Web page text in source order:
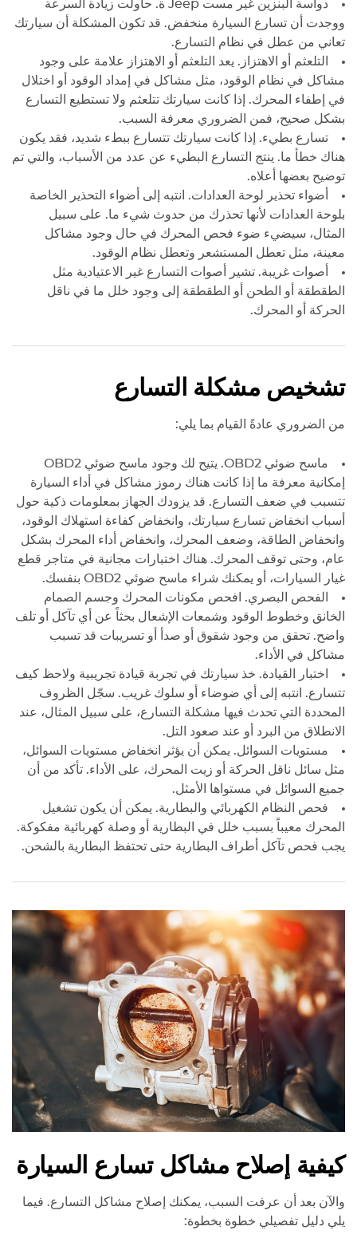
دواسة البنزين غير مست Jeep ة. حاولت زيادة السرعة
ووجدت أن تسارع السيارة منخفض. قد تكون المشكلة أن سيارتك
تعاني من عطل في نظام التسارع.
التلعثم أو الاهتزاز. يعد التلعثم أو الاهتزاز علامة على وجود
مشاكل في نظام الوقود، مثل مشاكل في إمداد الوقود أو اختلال
في إطفاء المحرك. إذا كانت سيارتك تتلعثم ولا تستطيع التسارع
بشكل صحيح، فمن الضروري معرفة السبب.
تسارع بطيء. إذا كانت سيارتك تتسارع ببطء شديد، فقد يكون
هناك خطأ ما. ينتج التسارع البطيء عن عدد من الأسباب، والتي تم
توضيح بعضها أعلاه.
أضواء تحذير لوحة العدادات. انتبه إلى أضواء التحذير الخاصة
بلوحة العدادات لأنها تحذرك من حدوث شيء ما. على سبيل
المثال، سيضيء ضوء فحص المحرك في حال وجود مشاكل
معينة، مثل تعطل المستشعر وتعطل نظام الوقود.
أصوات غريبة. تشير أصوات التسارع غير الاعتيادية مثل
الطقطقة أو الطحن أو الطقطقة إلى وجود خلل ما في ناقل
الحركة أو المحرك.
تشخيص مشكلة التسارع
من الضروري عادةً القيام بما يلي:
ماسح ضوئي OBD2. يتيح لك وجود ماسح ضوئي OBD2
إمكانية معرفة ما إذا كانت هناك رموز مشاكل في أداء السيارة
تتسبب في ضعف التسارع. قد يزودك الجهاز بمعلومات ذكية حول
أسباب انخفاض تسارع سيارتك، وانخفاض كفاءة استهلاك الوقود،
وانخفاض الطاقة، وضعف المحرك، وانخفاض أداء المحرك بشكل
عام، وحتى توقف المحرك. هناك اختبارات مجانية في متاجر قطع
غيار السيارات، أو يمكنك شراء ماسح ضوئي OBD2 بنفسك.
الفحص البصري. افحص مكونات المحرك وجسم الصمام
الخانق وخطوط الوقود وشمعات الإشعال بحثاً عن أي تآكل أو تلف
واضح. تحقق من وجود شقوق أو صدأ أو تسريبات قد تسبب
مشاكل في الأداء.
اختبار القيادة. خذ سيارتك في تجربة قيادة تجريبية ولاحظ كيف
تتسارع. انتبه إلى أي ضوضاء أو سلوك غريب. سجّل الظروف
المحددة التي تحدث فيها مشكلة التسارع، على سبيل المثال، عند
الانطلاق من البرد أو عند صعود التل.
مستويات السوائل. يمكن أن يؤثر انخفاض مستويات السوائل،
مثل سائل ناقل الحركة أو زيت المحرك، على الأداء. تأكد من أن
جميع السوائل في مستواها الأمثل.
فحص النظام الكهربائي والبطارية. يمكن أن يكون تشغيل
المحرك معيباً بسبب خلل في البطارية أو وصلة كهربائية مفكوكة.
يجب فحص تآكل أطراف البطارية حتى تحتفظ البطارية بالشحن.
كيفية إصلاح مشاكل تسارع السيارة
والآن بعد أن عرفت السبب، يمكنك إصلاح مشاكل التسارع. فيما
يلي دليل تفصيلي خطوة بخطوة: